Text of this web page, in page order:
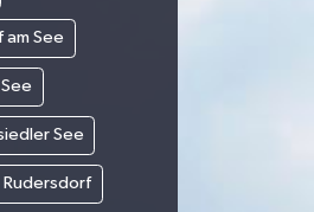
am See
See
Rudersdorf